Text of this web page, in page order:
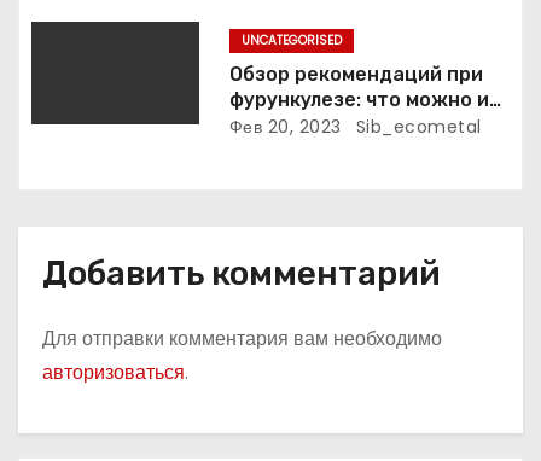
я
UNCATEGORISED
Обзор рекомендаций при
фурункулезе: что можно и
что нельзя делать
Фев 20, 2023 Sib_ecometal
Добавить комментарий
Для отправки комментария вам необходимо
авторизоваться.